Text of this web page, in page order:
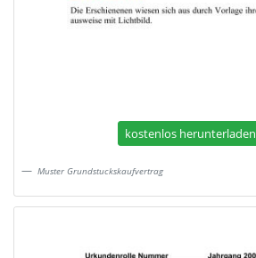
kostenlos herunterladen
Muster Grundstuckskaufvertrag